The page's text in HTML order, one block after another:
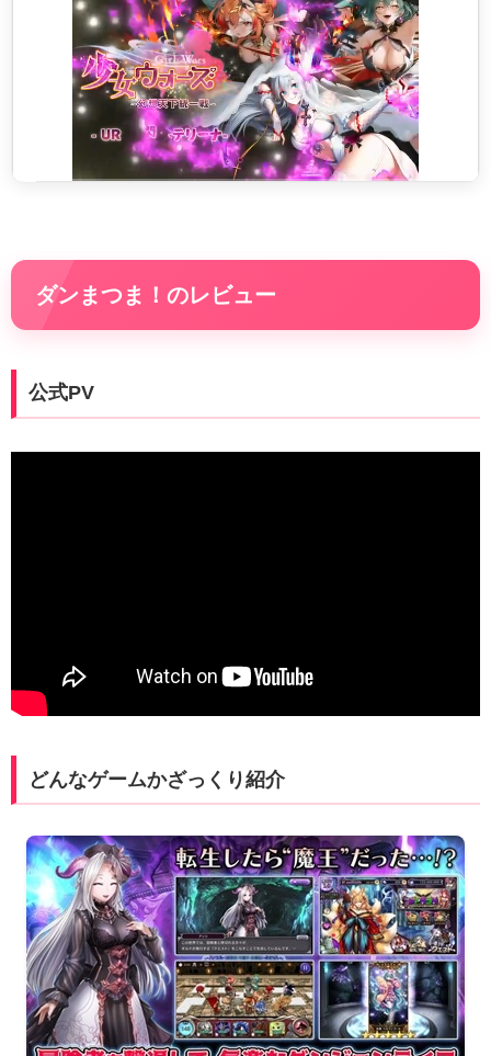
ダンまつま！のレビュー
公式PV
どんなゲームかざっくり紹介